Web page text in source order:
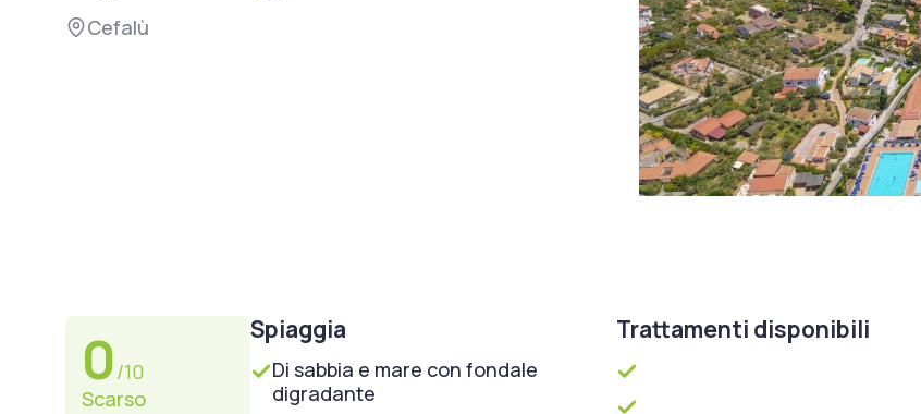
Cefalù
0/10
Scarso
Spiaggia
Di sabbia e mare con fondale
digradante
Trattamenti disponibili